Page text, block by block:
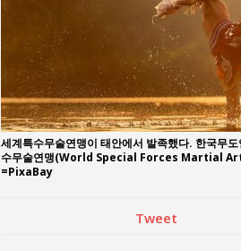
세계특수무술연맹이 태안에서 발족했다. 한국무
수무술연맹(World Special Forces Martial
=PixaBay
Tweet